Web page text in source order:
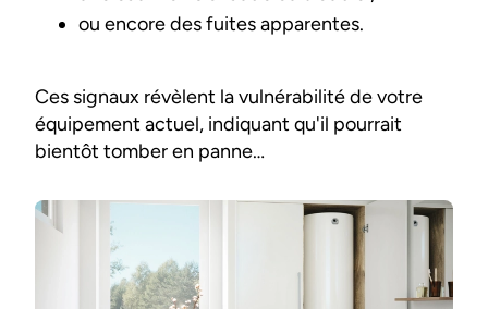
ou encore des fuites apparentes.
Ces signaux révèlent la vulnérabilité de votre
équipement actuel, indiquant qu'il pourrait
bientôt tomber en panne…